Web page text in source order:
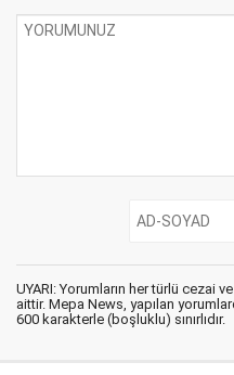
UYARI: Yorumların her türlü cezai
aittir. Mepa News, yapılan
600 karakterle (boşluklu) sınırlıdır.